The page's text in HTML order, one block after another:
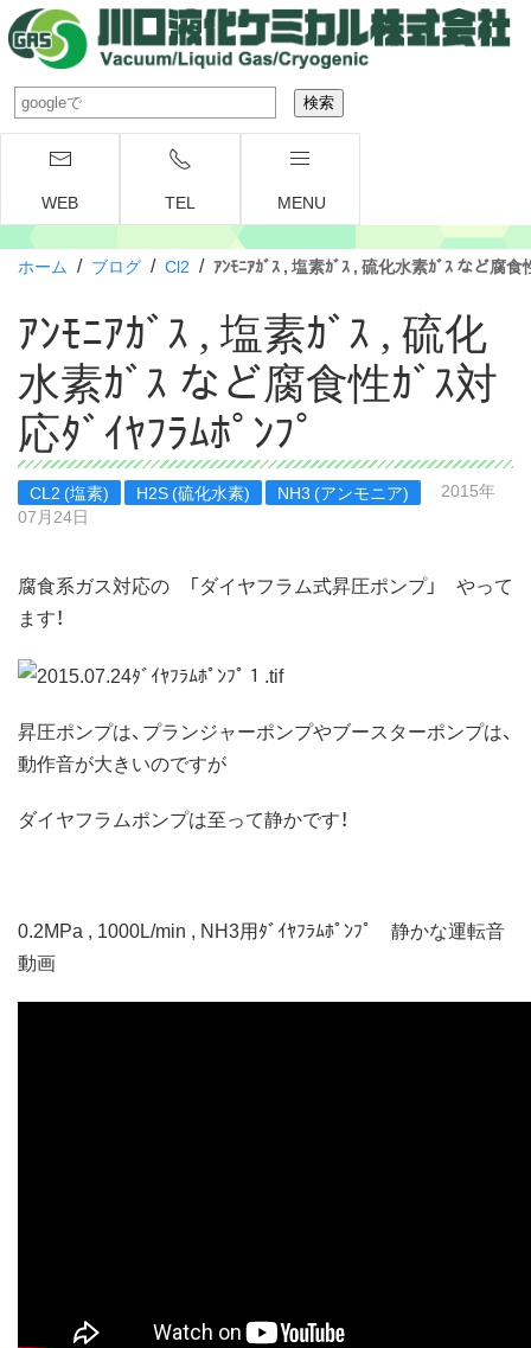
WEB TEL MENU
ホーム / ブログ / Cl2 / ｱﾝﾓﾆｱｶﾞｽ , 塩素ｶﾞｽ , 硫化水素ｶﾞｽ など腐食
ｱﾝﾓﾆｱｶﾞｽ , 塩素ｶﾞｽ , 硫化
水素ｶﾞｽ など腐食性ｶﾞｽ対
応ﾀﾞｲﾔﾌﾗﾑﾎﾟﾝﾌﾟ
CL2 (塩素) H2S (硫化水素) NH3 (アンモニア)
2015年
07月24日
腐食系ガス対応の 「ダイヤフラム式昇圧ポンプ」 やって
ます！
昇圧ポンプは、プランジャーポンプやブースターポンプは、
動作音が大きいのですが
ダイヤフラムポンプは至って静かです！
0.2MPa , 1000L/min , NH3用ﾀﾞｲﾔﾌﾗﾑﾎﾟﾝﾌﾟ 静かな運転音
動画